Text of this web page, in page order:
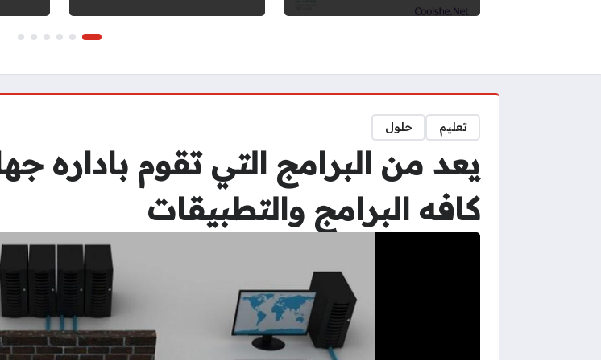
تعليم حلول
يعد من البرامج التي تقوم باداره
كافه البرامج والتطبيقات